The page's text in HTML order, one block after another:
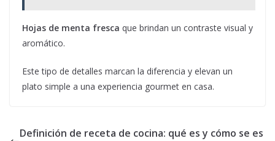
Hojas de menta fresca que brindan un contraste visual y
aromático.
Este tipo de detalles marcan la diferencia y elevan un
plato simple a una experiencia gourmet en casa.
Definición de receta de cocina: qué es y cómo se es